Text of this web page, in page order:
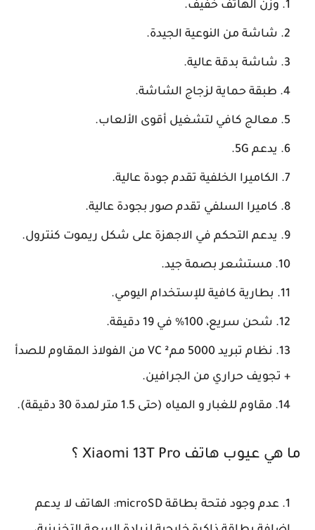
وزن الهاتف خفيف.
شاشة من النوعية الجيدة.
شاشة بدقة عالية.
طبقة حماية لزجاج الشاشة.
معالج كافي لتشغيل أقوى الألعاب.
يدعم 5G.
الكاميرا الخلفية تقدم جودة عالية.
كاميرا السلفي تقدم صور بجودة عالية.
يدعم التحكم في الاجهزة على شكل ريموت كنترول.
مستشعر بصمة جيد.
بطارية كافية للإستخدام اليومي.
شحن سريع، 100% في 19 دقيقة.
نظام تبريد 5000 مم² VC من الفولاذ المقاوم للصدأ
+ تجويف حراري من الجرافين.
مقاوم للغبار و المياه (حتى 1.5 متر لمدة 30 دقيقة).
ما هي عيوب هاتف Xiaomi 13T Pro ؟
عدم وجود فتحة بطاقة microSD: الهاتف لا يدعم